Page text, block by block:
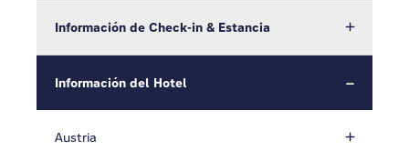
Información de Check-in & Estancia
Información del Hotel
Austria